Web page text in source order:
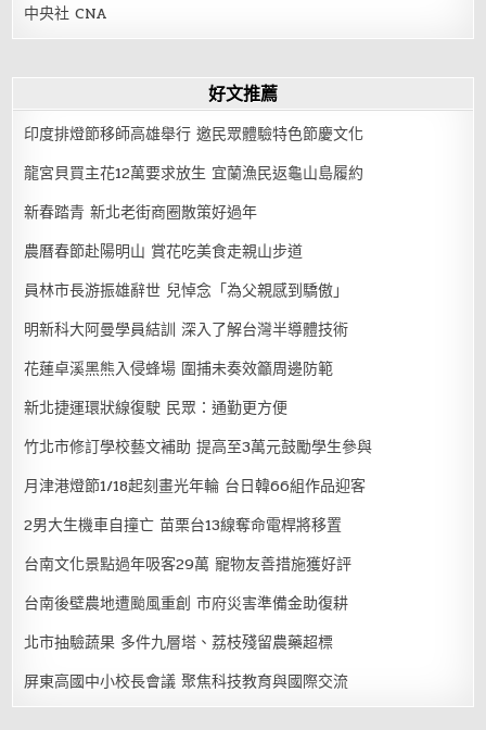
中央社 CNA
好文推薦
印度排燈節移師高雄舉行 邀民眾體驗特色節慶文化
龍宮貝買主花12萬要求放生 宜蘭漁民返龜山島履約
新春踏青 新北老街商圈散策好過年
農曆春節赴陽明山 賞花吃美食走親山步道
員林市長游振雄辭世 兒悼念「為父親感到驕傲」
明新科大阿曼學員結訓 深入了解台灣半導體技術
花蓮卓溪黑熊入侵蜂場 圍捕未奏效籲周邊防範
新北捷運環狀線復駛 民眾：通勤更方便
竹北市修訂學校藝文補助 提高至3萬元鼓勵學生參與
月津港燈節1/18起刻畫光年輪 台日韓66組作品迎客
2男大生機車自撞亡 苗栗台13線奪命電桿將移置
台南文化景點過年吸客29萬 寵物友善措施獲好評
台南後壁農地遭颱風重創 市府災害準備金助復耕
北市抽驗蔬果 多件九層塔、荔枝殘留農藥超標
屏東高國中小校長會議 聚焦科技教育與國際交流